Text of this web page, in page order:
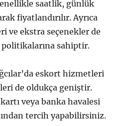
saatlik, günlük
fiyatlandırılır. Ayrıca
ve ekstra seçenekler de
sahiptir.
eskort hizmetleri
de oldukça geniştir.
veya banka havalesi
tercih yapabilirsiniz.